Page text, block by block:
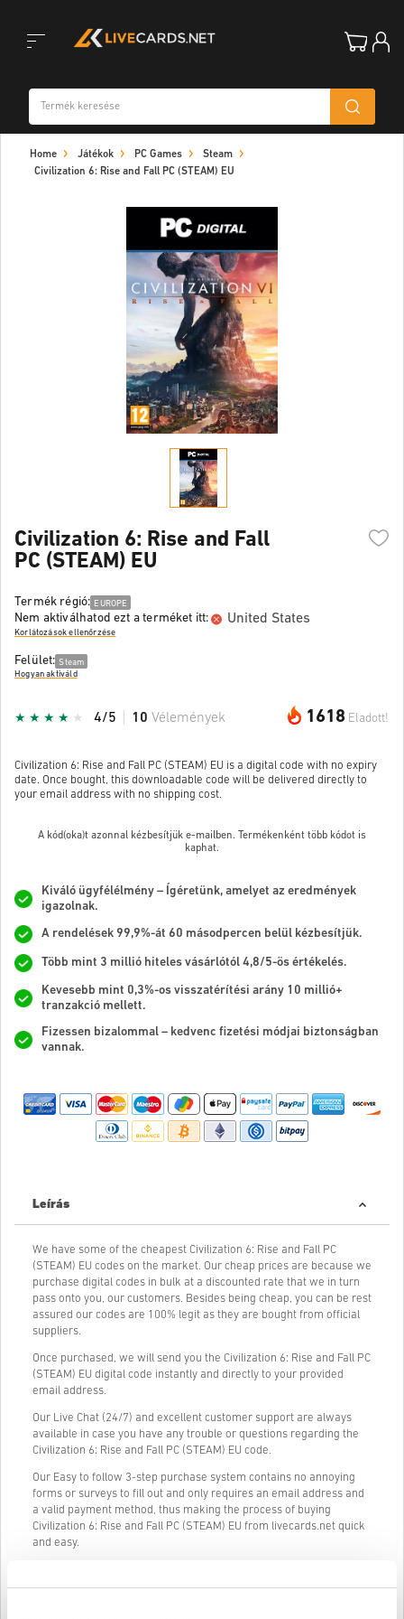
navigation
Home Játékok PC Games
Steam
Civilization 6: Rise and Fall PC (STEAM) EU
Civilization 6: Rise and Fall
PC (STEAM) EU
Termék régió: EUROPE
Nem aktiválhatod ezt a terméket itt: United States
Korlátozások ellenőrzése
Felület: Steam
Hogyan aktiváld
1618 Eladott!
4/5 10 Vélemények
Civilization 6: Rise and Fall PC (STEAM) EU is a digital code with no expiry
date. Once bought, this downloadable code will be delivered directly to
your email address with no shipping cost.
A kód(oka)t azonnal kézbesítjük e-mailben. Termékenként több kódot is
kaphat.
Kiváló ügyfélélmény – Ígéretünk, amelyet az eredmények
igazolnak.
A rendelések 99,9%-át 60 másodpercen belül kézbesítjük.
Több mint 3 millió hiteles vásárlótól 4,8/5-ös értékelés.
Kevesebb mint 0,3%-os visszatérítési arány 10 millió+
tranzakció mellett.
Fizessen bizalommal – kedvenc fizetési módjai biztonságban
vannak.
Leírás
We have some of the cheapest Civilization 6: Rise and Fall PC
(STEAM) EU codes on the market. Our cheap prices are because we
purchase digital codes in bulk at a discounted rate that we in turn
pass onto you, our customers. Besides being cheap, you can be rest
assured our codes are 100% legit as they are bought from official
suppliers.
Once purchased, we will send you the Civilization 6: Rise and Fall PC
(STEAM) EU digital code instantly and directly to your provided
email address.
Our Live Chat (24/7) and excellent customer support are always
available in case you have any trouble or questions regarding the
Civilization 6: Rise and Fall PC (STEAM) EU code.
Our Easy to follow 3-step purchase system contains no annoying
forms or surveys to fill out and only requires an email address and
a valid payment method, thus making the process of buying
Civilization 6: Rise and Fall PC (STEAM) EU from livecards.net quick
and easy.